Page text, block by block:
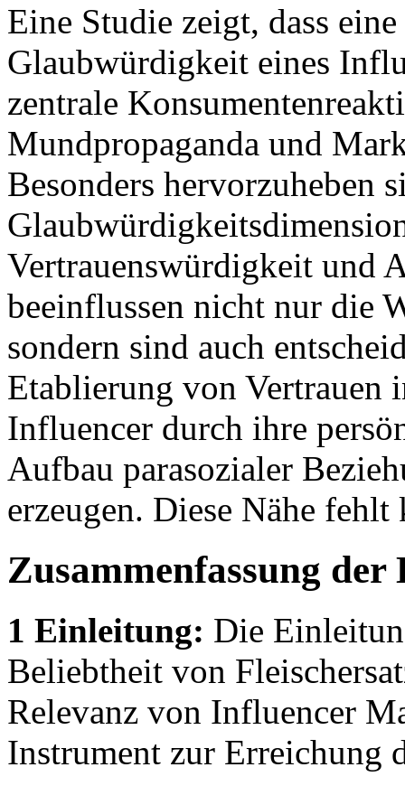
Eine Studie zeigt, dass
Glaubwürdigkeit eines
zentrale
Mundpropaganda und
Besonders hervorzuheben
Vertrauenswürdigkeit und
beeinflussen nicht nur die
sondern sind auch
Etablierung von Vertrauen
Influencer durch ihre
Aufbau parasozialer
erzeugen. Diese Nähe
Zusammenfassung der
1 Einleitung: Die
Beliebtheit von
Relevanz von Influencer
Instrument zur Erreichung